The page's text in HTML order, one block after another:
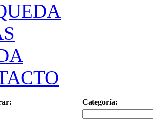
Categoría: